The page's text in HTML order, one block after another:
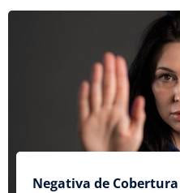
Negativa de